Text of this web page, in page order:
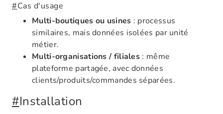
#Cas d'usage
Multi-boutiques ou usines : processus
similaires, mais données isolées par unité
métier.
Multi-organisations / filiales : même
plateforme partagée, avec données
clients/produits/commandes séparées.
#Installation